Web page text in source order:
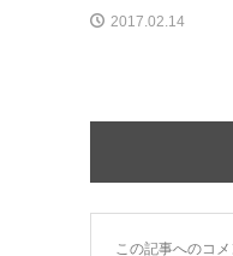
2017.02.14
この記事へのコメ